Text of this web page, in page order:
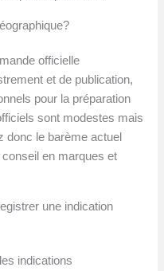
officielle
et de publication,
pour la préparation
sont modestes mais
donc le barème actuel
en marques et
une indication
indications